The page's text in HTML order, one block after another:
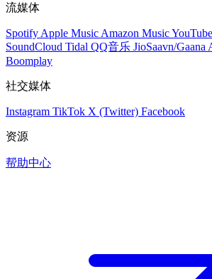
流媒体
Spotify Apple Music Amazon MusicYouTube
SoundCloud Tidal QQ音乐 JioSaavn/Gaana
Boomplay
社交媒体
Instagram TikTok X (Twitter) Facebook
资源
帮助中心